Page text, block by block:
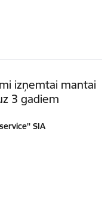
izņemtai mantai
3 gadiem
SIA